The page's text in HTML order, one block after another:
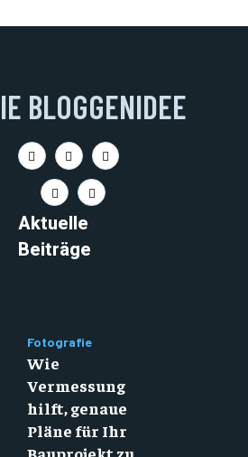
BLOGGENIDEE
Aktuelle
Beiträge
Fotografie
Wie
Vermessung
hilft, genaue
Pläne für Ihr